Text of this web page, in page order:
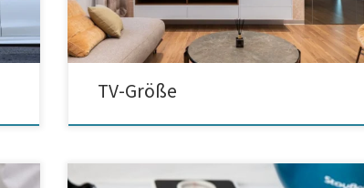
kleiner kann der Abstand zum Fernsehgerät
beziehungsweise desto größer darf Ihr Fernseher […]
TV-Größe